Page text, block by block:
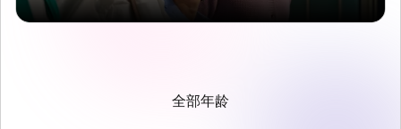
全部年龄